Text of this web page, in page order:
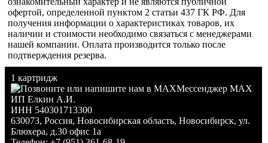
офертой, определенной пунктом 2 статьи 437 ГК РФ. Для
получения информации о характеристиках товаров, их
наличии и стоимости необходимо связаться с менеджерами
нашей компании. Оплата производится только после
подтверждения резерва.
1 картридж
Мессенджер MAX
ИП Елкин А.И.
ИНН 540301713300
630073, Россия, Новосибирская область, Новосибирск, ул.
Блюхера, д.30 офис 1а